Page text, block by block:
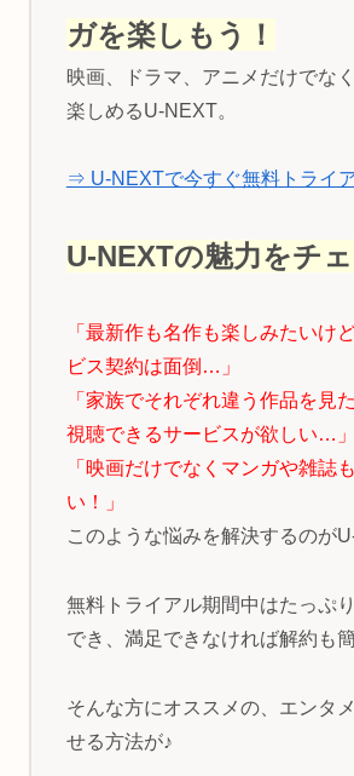
ガを楽しもう！
映画、ドラマ、アニメだけでな
楽しめるU-NEXT。
⇒ U-NEXTで今すぐ無料トライ
U-NEXTの魅力をチェ
「最新作も名作も楽しみたいけ
ビス契約は面倒…」
「家族でそれぞれ違う作品を見
視聴できるサービスが欲しい…」
「映画だけでなくマンガや雑誌
い！」
このような悩みを解決するのが
無料トライアル期間中はたっぷ
でき、満足できなければ解約も簡
そんな方にオススメの、エンタ
せる方法が♪